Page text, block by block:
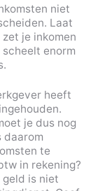
niet
Laat
je inkomen
scheelt enorm
heeft
je dus nog
daarom
te
in rekening?
is niet